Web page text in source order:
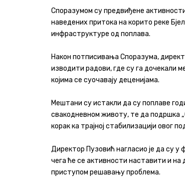
Споразумом су предвиђене
наведених притока на корито реке
инфраструктуре од поплава.
Након потписивања Споразума,
изводити радови, где су га дочекали
којима се суочавају деценијама.
Мештани су истакли да су поплаве
свакодневном животу, те да подршка
корак ка трајној стабилизацији овог
Директор Пузовић нагласио је да су
чега ће се активности наставити и
приступом решавању проблема.